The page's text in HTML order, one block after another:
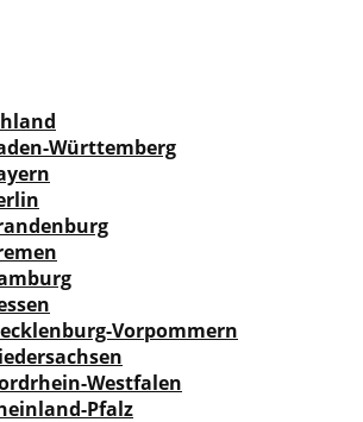
Württemberg
Vorpommern
Westfalen
Pfalz